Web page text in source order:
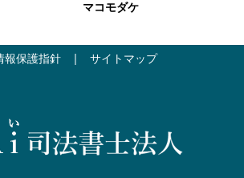
マコモダケ
報保護指針 | サイトマップ